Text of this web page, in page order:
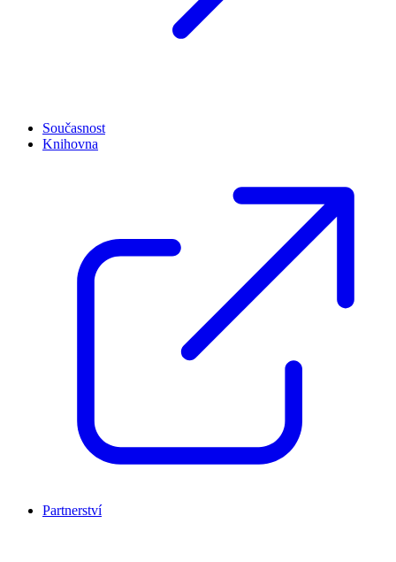
Současnost
Knihovna
Partnerství